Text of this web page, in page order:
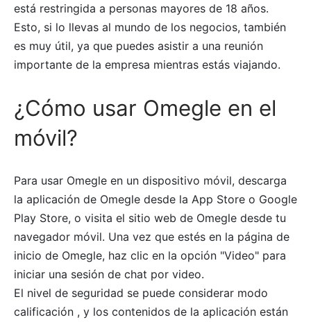
está restringida a personas mayores de 18 años.
Esto, si lo llevas al mundo de los negocios, también
es muy útil, ya que puedes asistir a una reunión
importante de la empresa mientras estás viajando.
¿Cómo usar Omegle en el
móvil?
Para usar Omegle en un dispositivo móvil, descarga
la aplicación de Omegle desde la App Store o Google
Play Store, o visita el sitio web de Omegle desde tu
navegador móvil. Una vez que estés en la página de
inicio de Omegle, haz clic en la opción "Video" para
iniciar una sesión de chat por video.
El nivel de seguridad se puede considerar modo
calificación , y los contenidos de la aplicación están